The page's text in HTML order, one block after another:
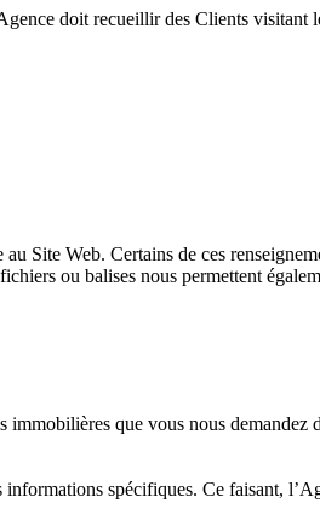
doit recueillir des Clients visitant
Site Web. Certains de ces
ou balises nous permettent
que vous nous demandez
spécifiques. Ce faisant,